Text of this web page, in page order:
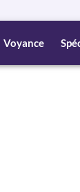
Voyance